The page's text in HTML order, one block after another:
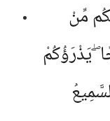
مِّنْ
يَذْرَؤُكُمْ